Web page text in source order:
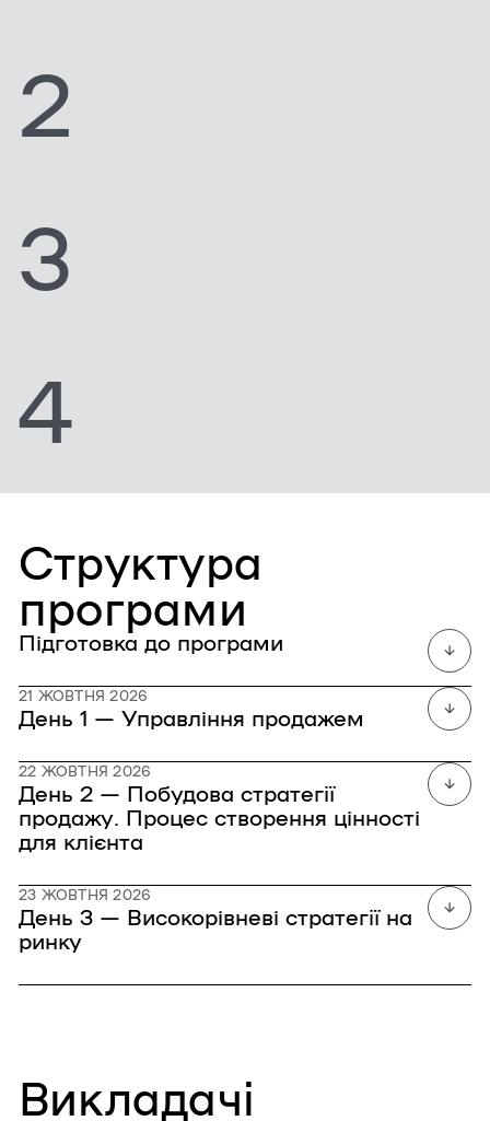
2
3
4
Структура
програми
Підготовка до програми
21 ЖОВТНЯ 2026
День 1 — Управління продажем
22 ЖОВТНЯ 2026
День 2 — Побудова стратегії
продажу. Процес створення цінності
для клієнта
23 ЖОВТНЯ 2026
День 3 — Високорівневі стратегії на
ринку
Викладачі